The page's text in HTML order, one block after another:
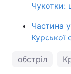
Чукотки:
Частина
Курської
обстріл